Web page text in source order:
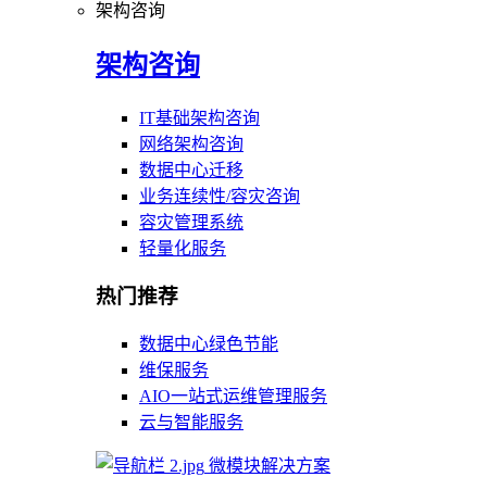
架构咨询
架构咨询
IT基础架构咨询
网络架构咨询
数据中心迁移
业务连续性/容灾咨询
容灾管理系统
轻量化服务
热门推荐
数据中心绿色节能
维保服务
AIO一站式运维管理服务
云与智能服务
微模块解决方案